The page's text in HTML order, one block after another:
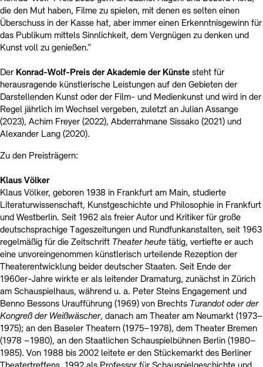
die den Mut haben, Filme zu spielen, mit denen es selten einen
Überschuss in der Kasse hat, aber immer einen Erkenntnisgewinn für
das Publikum mittels Sinnlichkeit, dem Vergnügen zu denken und
Kunst voll zu genießen.“
Der Konrad-Wolf-Preis der Akademie der Künste steht für
herausragende künstlerische Leistungen auf den Gebieten der
Darstellenden Kunst oder der Film- und Medienkunst und wird in der
Regel jährlich im Wechsel vergeben, zuletzt an Julian Assange
(2023), Achim Freyer (2022), Abderrahmane Sissako (2021) und
Alexander Lang (2020).
Zu den Preisträgern:
Klaus Völker
Klaus Völker, geboren 1938 in Frankfurt am Main, studierte
Literaturwissenschaft, Kunstgeschichte und Philosophie in Frankfurt
und Westberlin. Seit 1962 als freier Autor und Kritiker für große
deutschsprachige Tageszeitungen und Rundfunkanstalten, seit 1963
regelmäßig für die Zeitschrift Theater heute tätig, vertiefte er auch
eine unvoreingenommen künstlerisch urteilende Rezeption der
Theaterentwicklung beider deutscher Staaten. Seit Ende der
1960er-Jahre wirkte er als leitender Dramaturg, zunächst in Zürich
am Schauspielhaus, während u. a. Peter Steins Engagement und
Benno Bessons Uraufführung (1969) von Brechts Turandot oder der
Kongreß der Weißwäscher, danach am Theater am Neumarkt (1973–
1975); an den Baseler Theatern (1975–1978), dem Theater Bremen
(1978 –1980), an den Staatlichen Schauspielbühnen Berlin (1980–
1985). Von 1988 bis 2002 leitete er den Stückemarkt des Berliner